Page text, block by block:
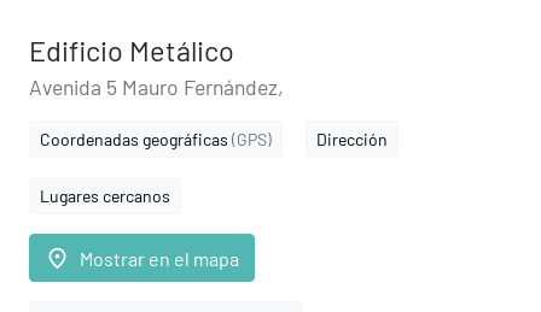
Edificio Metálico
Avenida 5 Mauro Fernández,
Coordenadas geográficas (GPS) Dirección
Lugares cercanos
place Mostrar en el mapa